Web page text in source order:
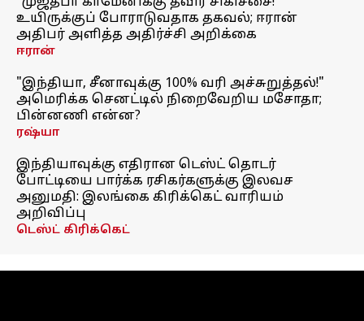
உயிருக்குப் போராடுவதாக தகவல்; ஈரான்
அதிபர் அளித்த அதிர்ச்சி அறிக்கை
ஈரான்
"இந்தியா, சீனாவுக்கு 100% வரி அச்சுறுத்தல்!"
அமெரிக்க செனட்டில் நிறைவேறிய மசோதா;
பின்னணி என்ன?
ரஷ்யா
இந்தியாவுக்கு எதிரான டெஸ்ட் தொடர்
போட்டியை பார்க்க ரசிகர்களுக்கு இலவச
அனுமதி: இலங்கை கிரிக்கெட் வாரியம்
அறிவிப்பு
டெஸ்ட் கிரிக்கெட்